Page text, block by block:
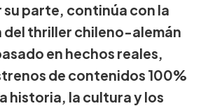
su parte, continúa con la
thriller chileno-alemán
en hechos reales,
de contenidos 100%
historia, la cultura y los